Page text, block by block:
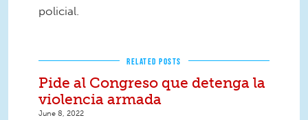
policial.
RELATED POSTS
Pide al Congreso que detenga la
violencia armada
June 8, 2022